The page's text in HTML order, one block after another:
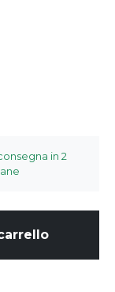
in 2